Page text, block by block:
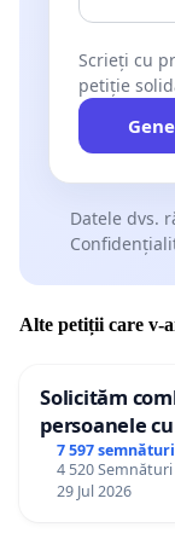
Scrieți cu
petiție
Datele dvs.
Alte petiții care v-
Solicităm
persoanele
7 597 semnături
4 520
29 Jul 2026